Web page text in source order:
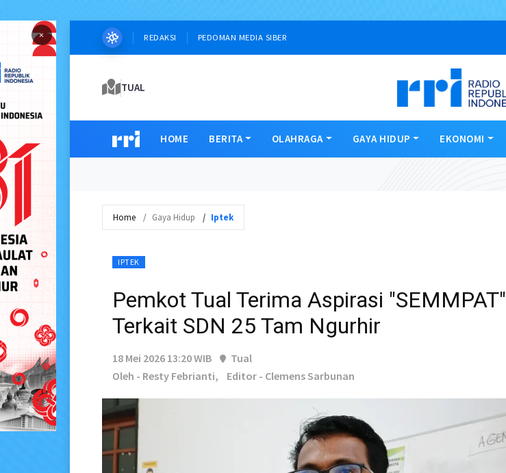
× REDAKSI PEDOMAN MEDIA SIBER
TUAL
HOME BERITA OLAHRAGA GAYA HIDUP EKONOMI
Home Gaya Hidup Iptek
IPTEK
Pemkot Tual Terima Aspirasi "SEMMPAT"
Terkait SDN 25 Tam Ngurhir
18 Mei 2026 13:20 WIB
Tual
Oleh - Resty Febrianti,
Editor - Clemens Sarbunan